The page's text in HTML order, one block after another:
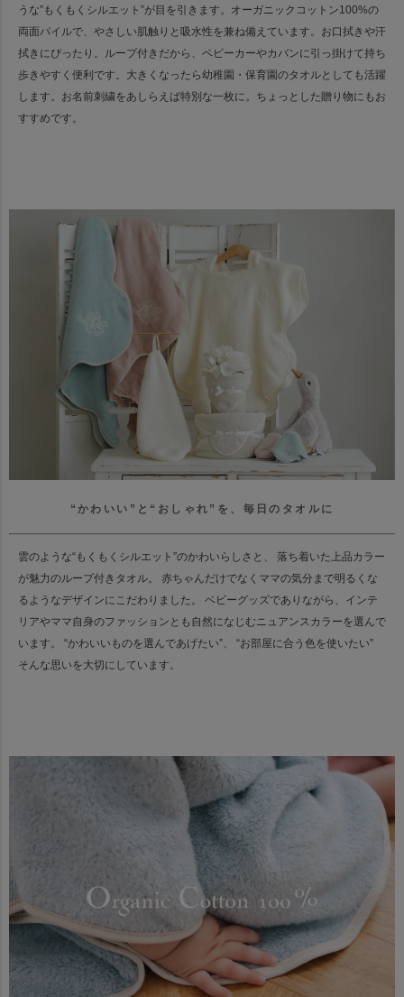
うな”もくもくシルエット”が目を引きます。 オーガニックコットン100%の
両面パイルで、やさしい肌触りと吸水性を兼ね備えています。 お口拭きや汗
拭きにぴったり。ループ付きだから、 ベビーカーやカバンに引っ掛けて持ち
歩きやすく便利です。 大きくなったら幼稚園・保育園のタオルとしても活躍
します。 お名前刺繍をあしらえば特別な一枚に。ちょっとした贈り物にもお
すすめです。
“かわいい”と“おしゃれ”を、毎日のタオルに
雲のような“もくもくシルエット”のかわいらしさと、
落ち着いた上品カラー
が魅力のループ付きタオル。
赤ちゃんだけでなくママの気分まで明るくな
るようなデザインにこだわりました。
ベビーグッズでありながら、インテ
リアやママ自身のファッションとも 自然になじむニュアンスカラーを選んで
います。
“かわいいものを選んであげたい”、 “お部屋に合う色を使いたい”
そんな思いを大切にしています。